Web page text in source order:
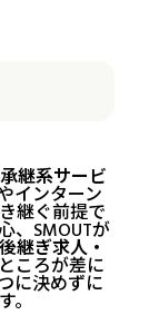
継系サービ
インターン
継ぐ前提で
、SMOUTが
後継ぎ求人・
ところが差に
に決めずに